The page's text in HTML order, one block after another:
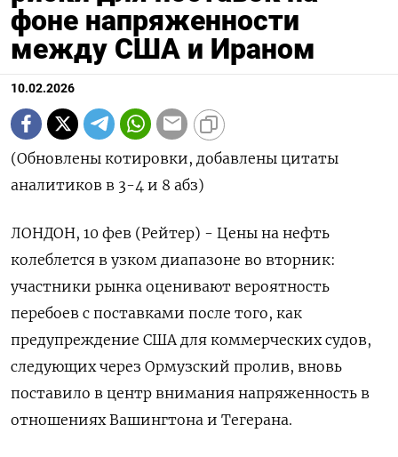
фоне напряженности
между США и Ираном
10.02.2026
(Обновлены котировки, добавлены цитаты
аналитиков в 3-4 и 8 абз)
ЛОНДОН, 10 фев (Рейтер) - Цены на нефть
колеблется в узком диапазоне во вторник:
участники рынка оценивают вероятность
перебоев с поставками после того, как
⁠предупреждение США для коммерческих судов,
следующих через Ормузский пролив, вновь
поставило в центр внимания напряженность в
отношениях Вашингтона и Тегерана.